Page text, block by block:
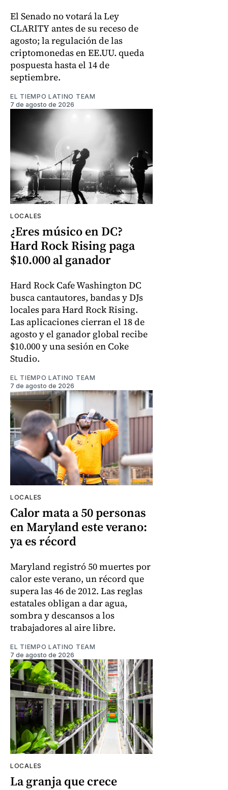
El Senado no votará la Ley
CLARITY antes de su receso de
agosto; la regulación de las
criptomonedas en EE.UU. queda
pospuesta hasta el 14 de
septiembre.
EL TIEMPO LATINO TEAM
7 de agosto de 2026
LOCALES
¿Eres músico en DC?
Hard Rock Rising paga
$10.000 al ganador
Hard Rock Cafe Washington DC
busca cantautores, bandas y DJs
locales para Hard Rock Rising.
Las aplicaciones cierran el 18 de
agosto y el ganador global recibe
$10.000 y una sesión en Coke
Studio.
EL TIEMPO LATINO TEAM
7 de agosto de 2026
LOCALES
Calor mata a 50 personas
en Maryland este verano:
ya es récord
Maryland registró 50 muertes por
calor este verano, un récord que
supera las 46 de 2012. Las reglas
estatales obligan a dar agua,
sombra y descansos a los
trabajadores al aire libre.
EL TIEMPO LATINO TEAM
7 de agosto de 2026
LOCALES
La granja que crece